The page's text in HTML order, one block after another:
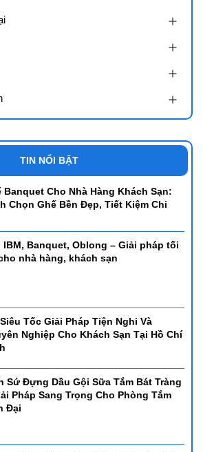
TIN NỔI BẬT
Banquet Cho Nhà Hàng Khách Sạn:
Chọn Ghế Bền Đẹp, Tiết Kiệm Chi
IBM, Banquet, Oblong – Giải pháp tối
nhà hàng, khách sạn
Tốc Giải Pháp Tiện Nghi Và
Nghiệp Cho Khách Sạn Tại Hồ Chí
Sứ Đựng Dầu Gội Sữa Tắm Bát Tràng
Pháp Sang Trọng Cho Phòng Tắm
Đại